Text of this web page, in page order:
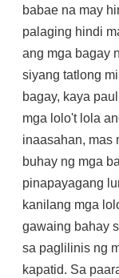
babae na may
palaging hindi
ang mga bagay
siyang tatlong
bagay, kaya
mga lolo't lola
inaasahan, mas
buhay ng mga
pinapayagang
kanilang mga
gawaing bahay
sa paglilinis ng
kapatid. Sa